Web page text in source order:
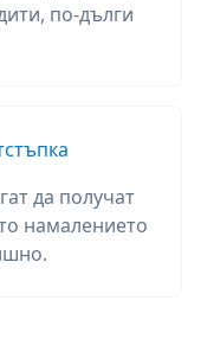
по-дълги
да получат
намалението